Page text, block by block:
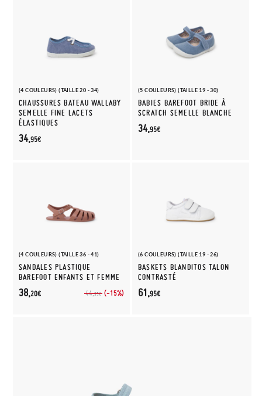
(4 COULEURS) (TAILLE 20 - 34)
CHAUSSURES BATEAU WALLABY
SEMELLE FINE LACETS
ÉLASTIQUES
34,95€
(5 COULEURS) (TAILLE 19 - 30)
BABIES BAREFOOT BRIDE À
SCRATCH SEMELLE BLANCHE
34,95€
(4 COULEURS) (TAILLE 36 - 41)
SANDALES PLASTIQUE
BAREFOOT ENFANTS ET FEMME
44,95€ (-15%)
38,20€
(6 COULEURS) (TAILLE 19 - 26)
BASKETS BLANDITOS TALON
CONTRASTÉ
61,95€